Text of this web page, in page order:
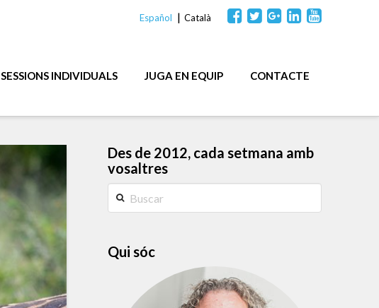
Español Català
SESSIONS INDIVIDUALS JUGA EN EQUIP CONTACTE
Des de 2012, cada setmana amb
vosaltres
Buscar
Qui sóc